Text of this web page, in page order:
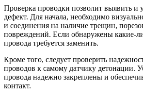
Проверка проводки позволит выявить и
дефект. Для начала, необходимо
и соединения на наличие трещин,
повреждений. Если обнаружены какие-
провода требуется заменить.
Кроме того, следует проверить
проводов к самому датчику детонации.
провода надежно закреплены и
контакт.